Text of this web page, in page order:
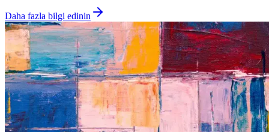
Daha fazla bilgi edinin